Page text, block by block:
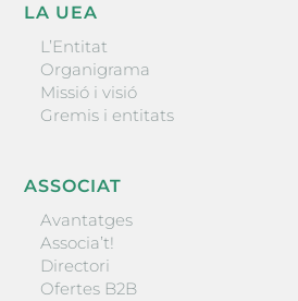
LA UEA
L’Entitat
Organigrama
Missió i visió
Gremis i entitats
ASSOCIAT
Avantatges
Associa’t!
Directori
Ofertes B2B